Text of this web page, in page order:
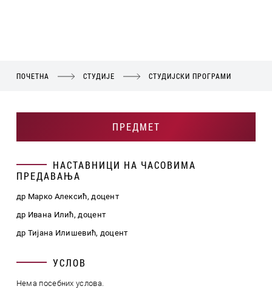
ПОЧЕТНА СТУДИЈЕ СТУДИЈСКИ ПРОГРАМИ
ПРЕДМЕТ
НАСТАВНИЦИ НА ЧАСОВИМА
ПРЕДАВАЊА
др Марко Алексић, доцент
др Ивана Илић, доцент
др Тијана Илишевић, доцент
УСЛОВ
Нема посебних услова.